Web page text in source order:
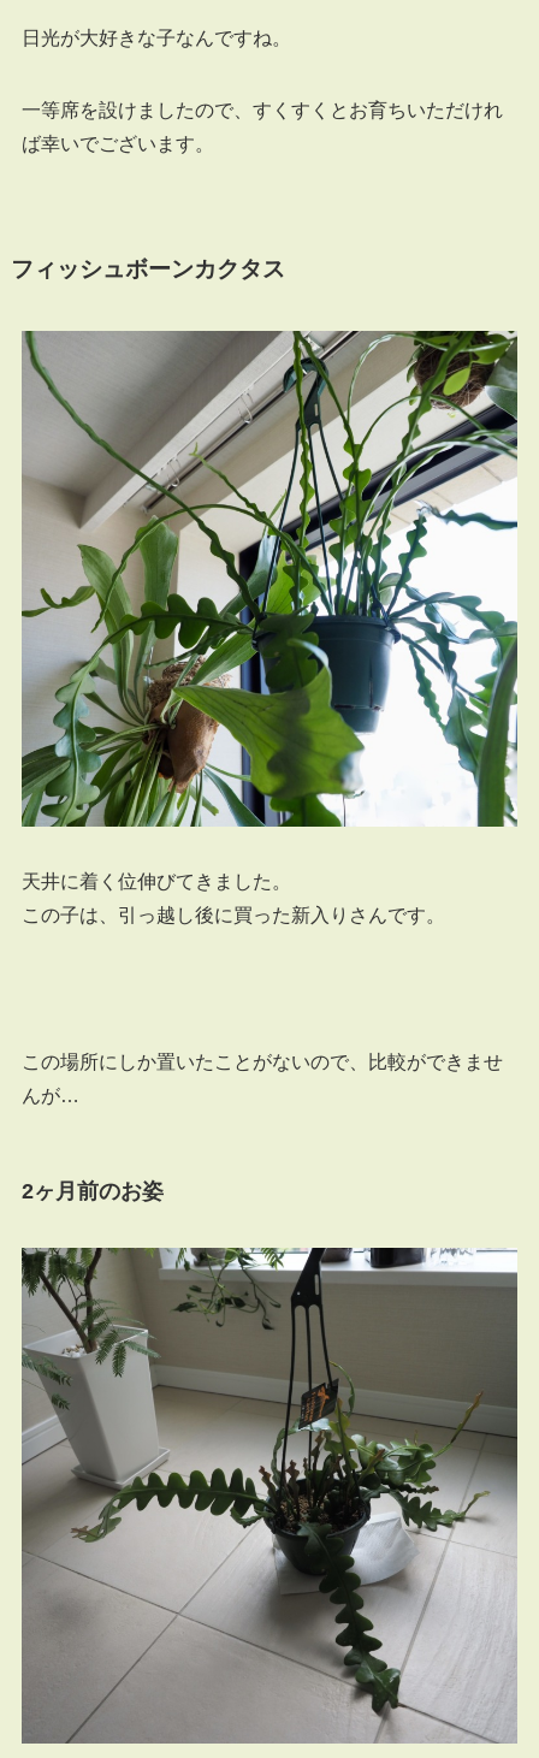
日光が大好きな子なんですね。
一等席を設けましたので、すくすくとお育ちいただけれ
ば幸いでございます。
フィッシュボーンカクタス
天井に着く位伸びてきました。
この子は、引っ越し後に買った新入りさんです。
この場所にしか置いたことがないので、比較ができませ
んが…
2ヶ月前のお姿